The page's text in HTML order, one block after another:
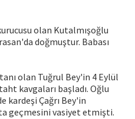
olan Kutalmışoğlu
doğmuştur. Babası
olan Tuğrul Bey'in 4 Eylül
kavgaları başladı. Oğlu
kardeşi Çağrı Bey'in
geçmesini vasiyet etmişti.